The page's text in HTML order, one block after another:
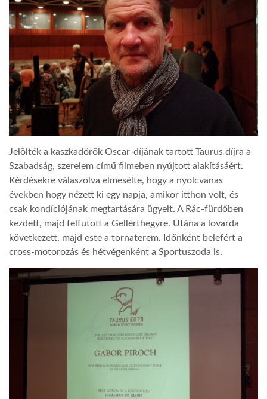
Jelölték a kaszkadőrök Oscar-díjának tartott Taurus díjra a
Szabadság, szerelem című filmeben nyújtott alakításáért.
Kérdésekre válaszolva elmesélte, hogy a nyolcvanas
években hogy nézett ki egy napja, amikor itthon volt, és
csak kondíciójának megtartására ügyelt. A Rác-fürdőben
kezdett, majd felfutott a Gellérthegyre. Utána a lovarda
következett, majd este a tornaterem. Időnként belefért a
cross-motorozás és hétvégenként a Sportuszoda is.